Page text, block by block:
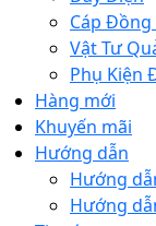
Cáp Đồng
Vật Tư
Phụ Kiện
Hàng mới
Khuyến mãi
Hướng dẫn
Hướng
Hướng